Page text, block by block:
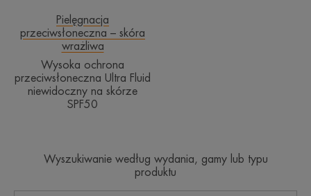
Pielęgnacja
przeciwsłoneczna – skóra
wrażliwa
Wysoka ochrona
przeciwsłoneczna Ultra Fluid
niewidoczny na skórze
SPF50
Wyszukiwanie według wydania, gamy lub typu
produktu